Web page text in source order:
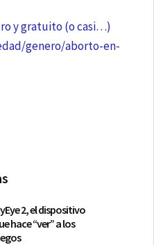
y gratuito (o casi…)
genero/aborto-en-
2, el dispositivo
hace “ver” a los